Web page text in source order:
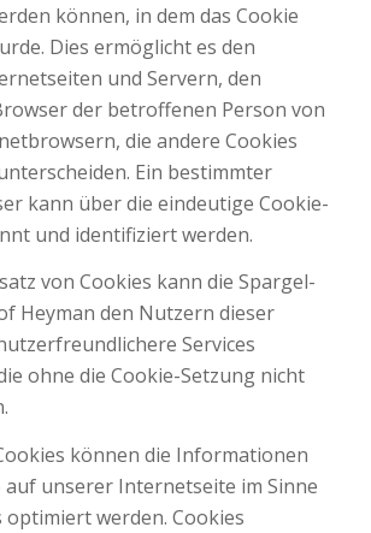
können, in dem das Cookie
Dies ermöglicht es den
und Servern, den
der betroffenen Person von
die andere Cookies
Ein bestimmter
kann über die eindeutige Cookie-
und identifiziert werden.
von Cookies kann die Spargel-
Heyman den Nutzern dieser
Services
ohne die Cookie-Setzung nicht
können die Informationen
auf unserer Internetseite im Sinne
optimiert werden. Cookies